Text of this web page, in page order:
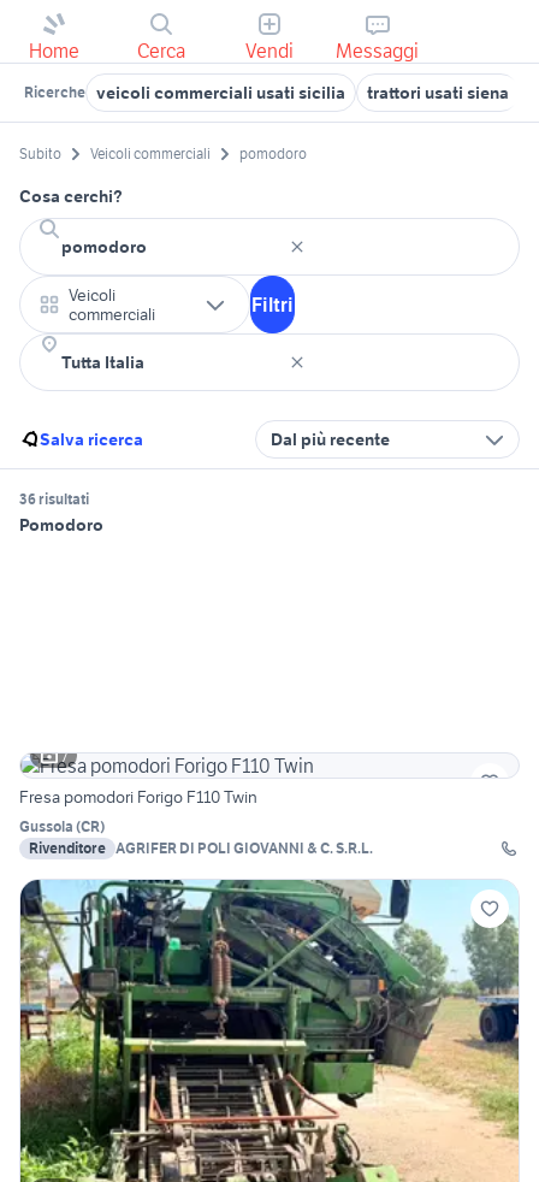
Home Cerca Vendi Messaggi
Ricerche veicoli commerciali usati sicilia trattori usati siena
Subito Veicoli commerciali pomodoro
Cosa cerchi?
Veicoli
commerciali
Filtri
Salva ricerca Dal più recente
36 risultati
Pomodoro
7
Fresa pomodori Forigo F110 Twin
Gussola (CR)
Rivenditore AGRIFER DI POLI GIOVANNI & C. S.R.L.